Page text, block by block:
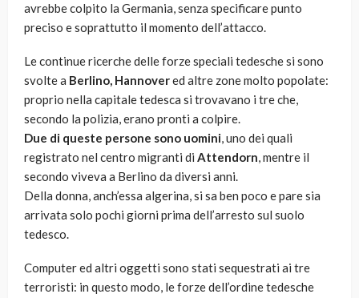
avrebbe colpito la Germania, senza specificare punto
preciso e soprattutto il momento dell’attacco.
Le continue ricerche delle forze speciali tedesche si sono
svolte a Berlino, Hannovered altre zone molto popolate:
proprio nella capitale tedesca si trovavano i tre che,
secondo la polizia, erano pronti a colpire.
Due di queste persone sono uomini, uno dei quali
registrato nel centro migranti di Attendorn, mentre il
secondo viveva a Berlino da diversi anni.
Della donna, anch’essa algerina, si sa ben poco e pare sia
arrivata solo pochi giorni prima dell’arresto sul suolo
tedesco.
Computer ed altri oggetti sono stati sequestrati ai tre
terroristi: in questo modo, le forze dell’ordine tedesche